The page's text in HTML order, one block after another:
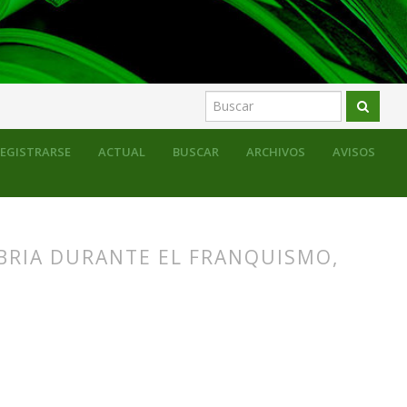
ACTUAL BUSCAR ARCHIVOS AVISOS
DURANTE EL FRANQUISMO,